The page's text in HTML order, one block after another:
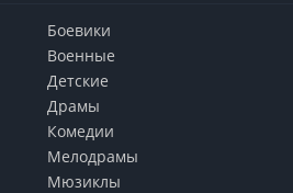
Боевики
Военные
Детские
Драмы
Комедии
Мелодрамы
Мюзиклы